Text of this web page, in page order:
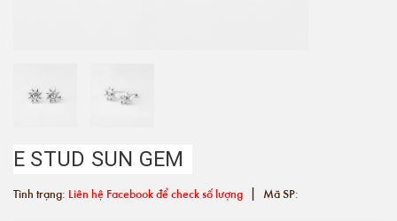
E STUD SUN GEM
Tình trạng: Liên hệ Facebook để check số lượng | Mã SP: